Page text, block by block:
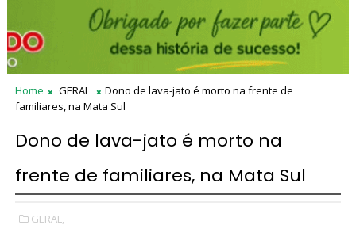
Home GERAL
Dono de lava-jato é morto na frente de
familiares, na Mata Sul
Dono de lava-jato é morto na
frente de familiares, na Mata Sul
GERAL,